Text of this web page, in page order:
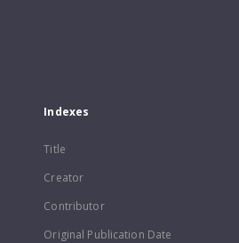
Indexes
Title
Creator
Contributor
Original Publication Date